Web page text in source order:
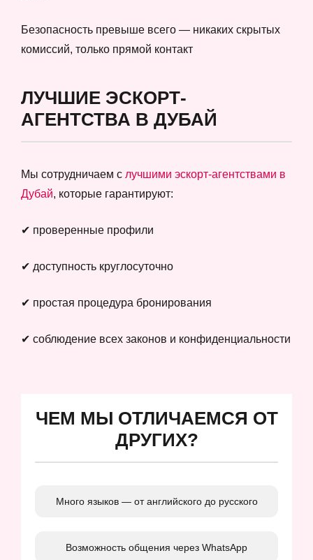
Безопасность превыше всего — никаких скрытых
комиссий, только прямой контакт
ЛУЧШИЕ ЭСКОРТ-
АГЕНТСТВА В ДУБАЙ
Мы сотрудничаем с лучшими эскорт-агентствами в
Дубай, которые гарантируют:
✔ проверенные профили
✔ доступность круглосуточно
✔ простая процедура бронирования
✔ соблюдение всех законов и конфиденциальности
ЧЕМ МЫ ОТЛИЧАЕМСЯ ОТ
ДРУГИХ?
Много языков — от английского до русского
Возможность общения через WhatsApp